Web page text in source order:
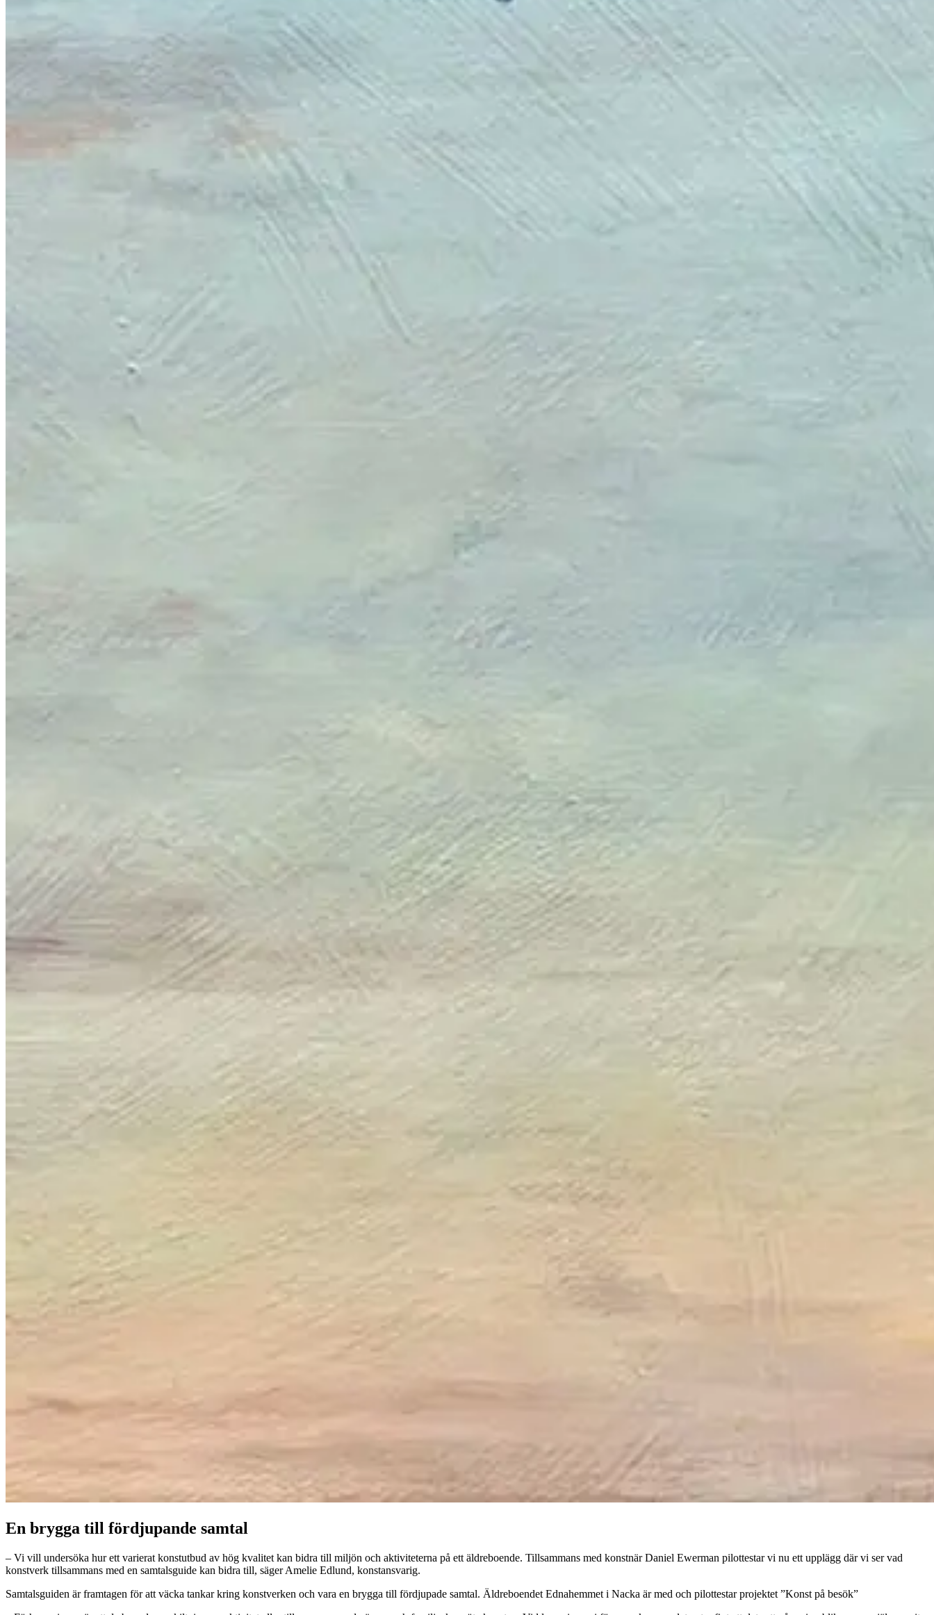
En brygga till fördjupande samtal
– Vi vill undersöka hur ett varierat konstutbud av hög kvalitet kan bidra till miljön och aktiviteterna på ett äldreboende. Tillsammans med konstnär Daniel Ewerman pilottestar vi nu ett upplägg där vi ser vad
konstverk tillsammans med en samtalsguide kan bidra till, säger Amelie Edlund, konstansvarig.
Samtalsguiden är framtagen för att väcka tankar kring konstverken och vara en brygga till fördjupade samtal. Äldreboendet Ednahemmet i Nacka är med och pilottestar projektet ”Konst på besök”